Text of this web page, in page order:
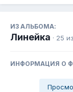
ИЗ АЛЬБОМА:
Линейка · 25
ИНФОРМАЦИЯ О